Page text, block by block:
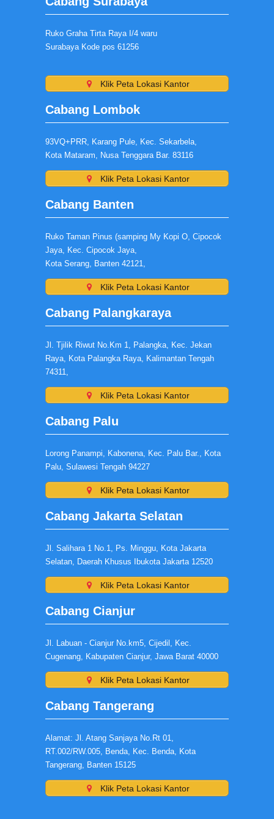
Ruko Graha Tirta Raya I/4 waru
Surabaya Kode pos 61256
Klik Peta Lokasi Kantor
Cabang Lombok
93VQ+PRR, Karang Pule, Kec. Sekarbela,
Kota Mataram, Nusa Tenggara Bar. 83116
Klik Peta Lokasi Kantor
Cabang Banten
Ruko Taman Pinus (samping My Kopi O, Cipocok
Jaya, Kec. Cipocok Jaya,
Kota Serang, Banten 42121,
Klik Peta Lokasi Kantor
Cabang Palangkaraya
Jl. Tjilik Riwut No.Km 1, Palangka, Kec. Jekan
Raya, Kota Palangka Raya, Kalimantan Tengah
74311,
Klik Peta Lokasi Kantor
Cabang Palu
Lorong Panampi, Kabonena, Kec. Palu Bar., Kota
Palu, Sulawesi Tengah 94227
Klik Peta Lokasi Kantor
Cabang Jakarta Selatan
Jl. Salihara 1 No.1, Ps. Minggu, Kota Jakarta
Selatan, Daerah Khusus Ibukota Jakarta 12520
Klik Peta Lokasi Kantor
Cabang Cianjur
Jl. Labuan - Cianjur No.km5, Cijedil, Kec.
Cugenang, Kabupaten Cianjur, Jawa Barat 40000
Klik Peta Lokasi Kantor
Cabang Tangerang
Alamat: Jl. Atang Sanjaya No.Rt 01,
RT.002/RW.005, Benda, Kec. Benda, Kota
Tangerang, Banten 15125
Klik Peta Lokasi Kantor